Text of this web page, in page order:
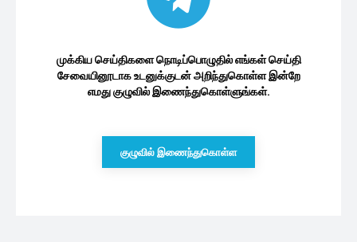
முக்கிய செய்திகளை நொடிப்பொழுதில் எங்கள் செய்தி
சேவையினூடாக உடனுக்குடன் அறிந்துகொள்ள இன்றே
எமது குழுவில் இணைந்துகொள்ளுங்கள்.
குழுவில் இணைந்துகொள்ள